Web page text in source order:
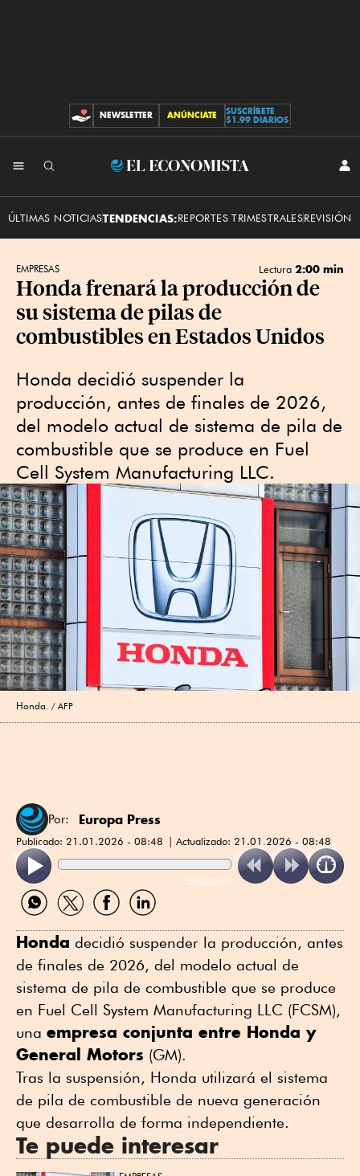
CONTRIBUCIONES
NEWSLETTER ANÚNCIATE
SUSCRÍBETE
$1.99 DIARIOS
El
ÚLTIMAS NOTICIASTENDENCIAS:REPORTES TRIMESTRALESREVISIÓN
EMPRESAS Lectura 2:00 min
Honda frenará la producción de
su sistema de pilas de
combustibles en Estados Unidos
Honda decidió suspender la
producción, antes de finales de 2026,
del modelo actual de sistema de pila de
combustible que se produce en Fuel
Cell System Manufacturing LLC.
Honda. AFP
Por: Europa Press
Publicado: 21.01.2026 - 08:48 Actualizado: 21.01.2026 - 08:48
ReadSpeaker
Compartir
por
Compartir
por
Compartir
por
Compartir
por
Honda decidió suspender la producción, antes
de finales de 2026, del modelo actual de
sistema de pila de combustible que se produce
en Fuel Cell System Manufacturing LLC (FCSM),
una empresa conjunta entre Honda y
General Motors (GM).
Tras la suspensión, Honda utilizará el sistema
de pila de combustible de nueva generación
que desarrolla de forma independiente.
Te puede interesar